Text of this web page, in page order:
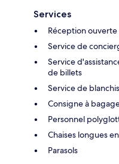
Services
Réception
Service de
Service
de billets
Service de
Consigne à
Personnel
Chaises longues
Parasols